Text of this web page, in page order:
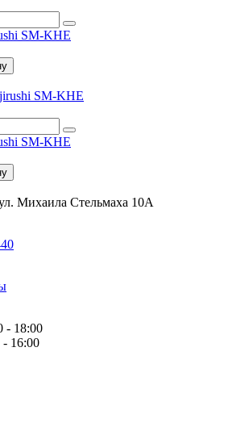
SM-KHE
SM-KHE
Михаила Стельмаха 10А
18:00
16:00